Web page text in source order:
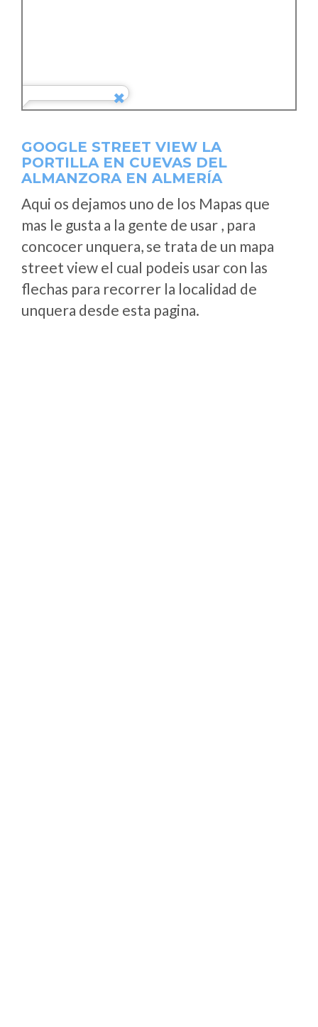
GOOGLE STREET VIEW LA
PORTILLA EN CUEVAS DEL
ALMANZORA EN ALMERÍA
Aqui os dejamos uno de los Mapas que
mas le gusta a la gente de usar , para
concocer unquera, se trata de un mapa
street view el cual podeis usar con las
flechas para recorrer la localidad de
unquera desde esta pagina.